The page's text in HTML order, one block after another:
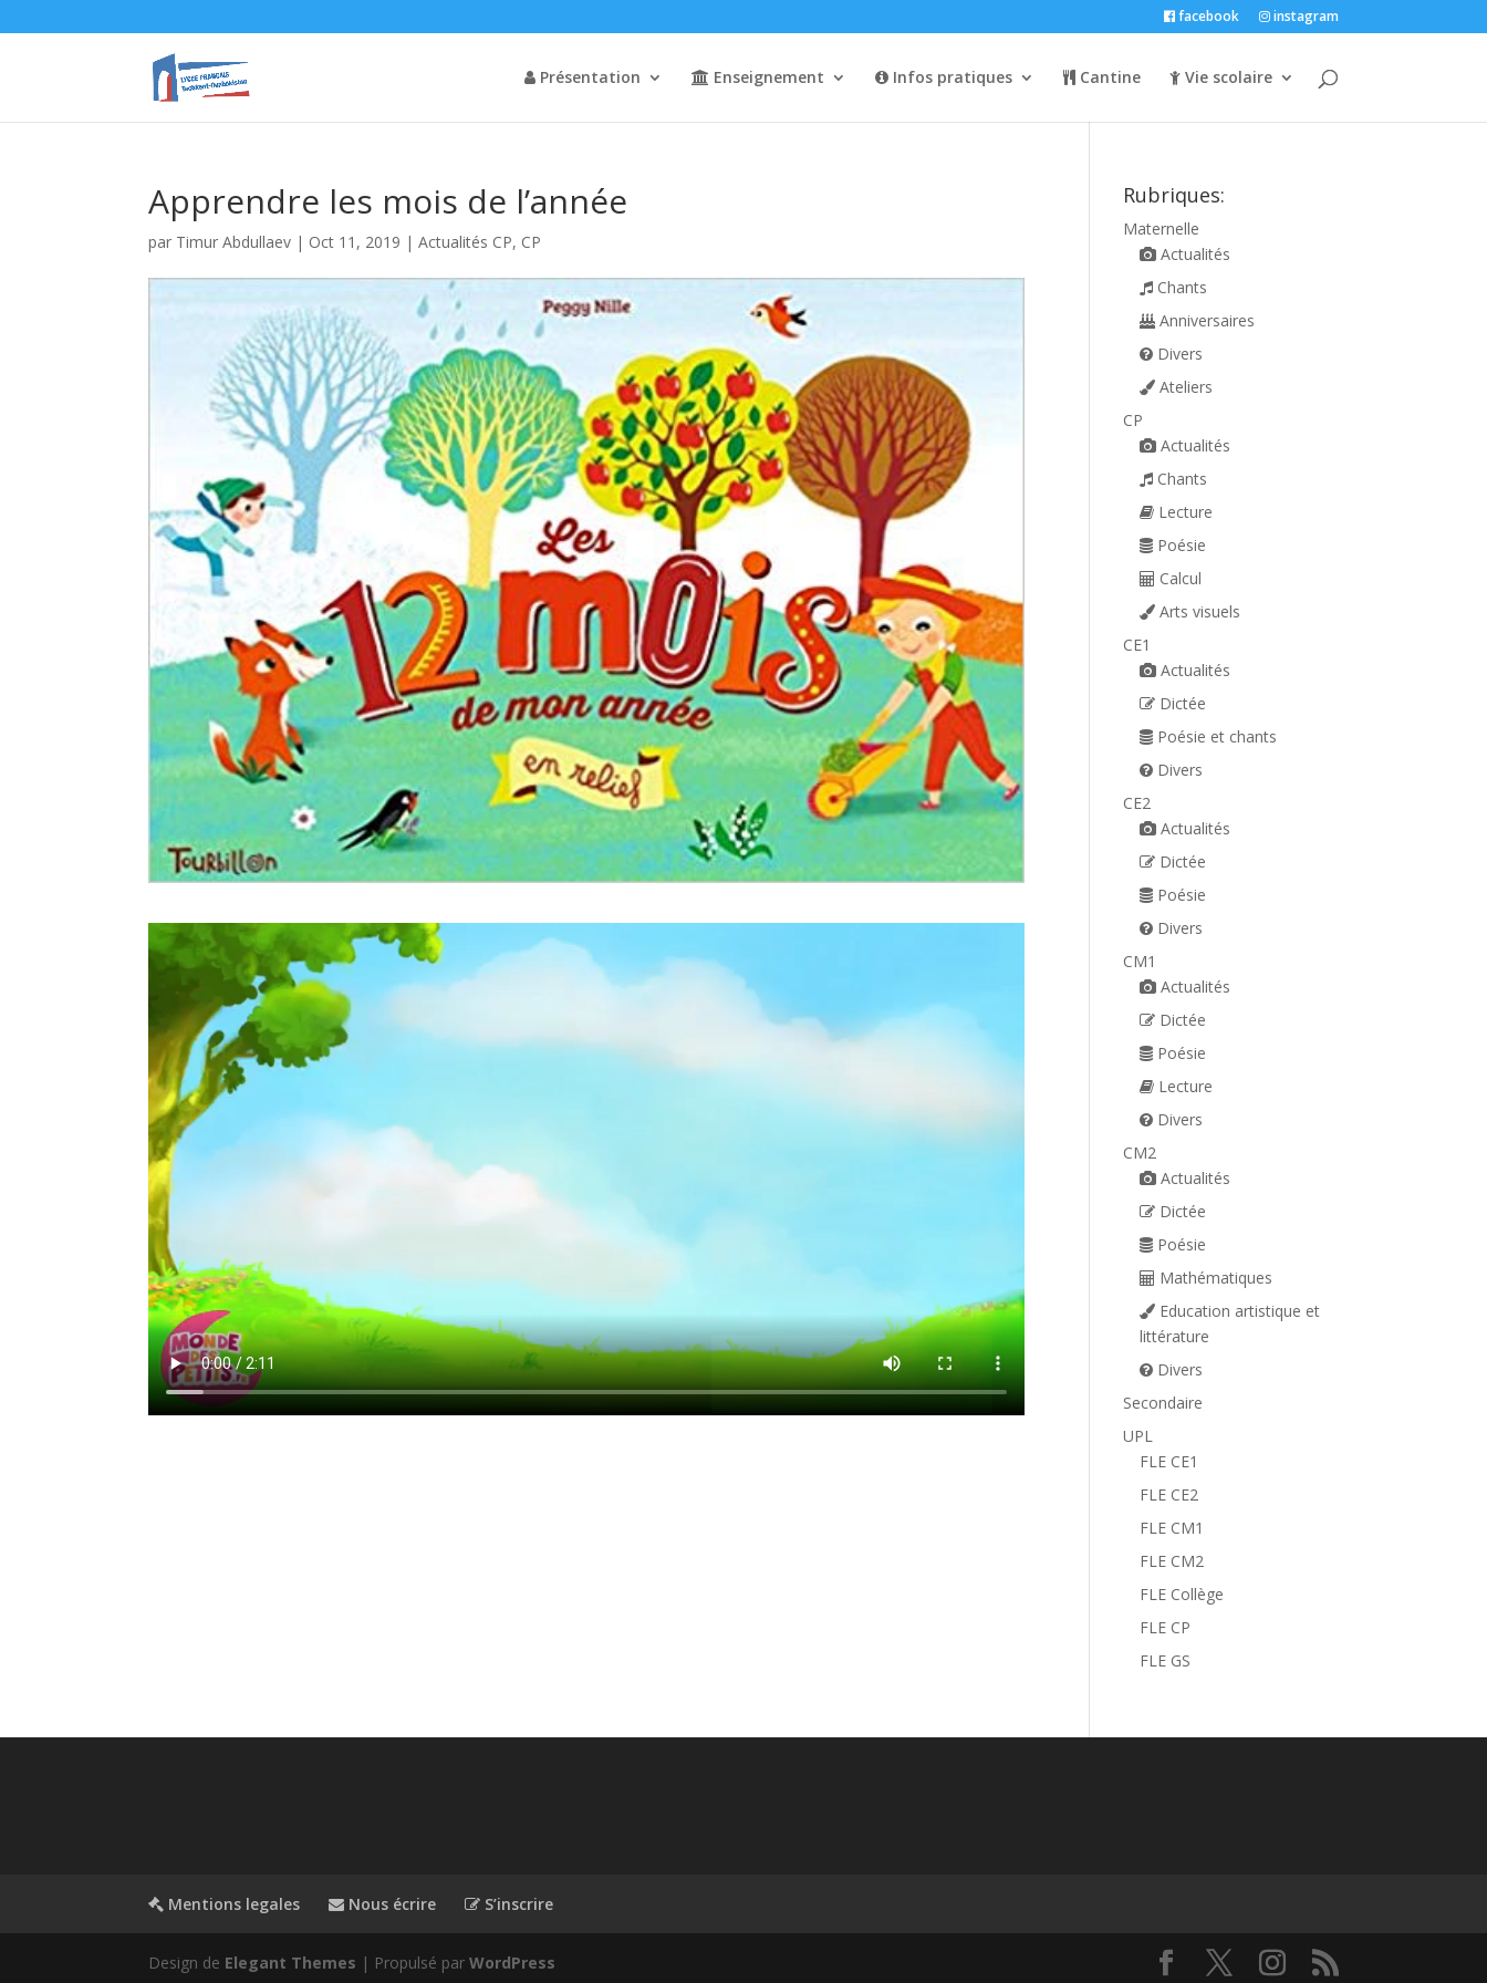
facebook instagram
Présentation Enseignement Infos pratiques Cantine Vie scolaire
Apprendre les mois de l’année
par Timur Abdullaev | Oct 11, 2019 |Actualités CP, CP
Rubriques:
Maternelle
Actualités
Chants
Anniversaires
Divers
Ateliers
CP
Actualités
Chants
Lecture
Poésie
Calcul
Arts visuels
CE1
Actualités
Dictée
Poésie et chants
Divers
CE2
Actualités
Dictée
Poésie
Divers
CM1
Actualités
Dictée
Poésie
Lecture
Divers
CM2
Actualités
Dictée
Poésie
Mathématiques
Education artistique et
littérature
Divers
Secondaire
UPL
FLE CE1
FLE CE2
FLE CM1
FLE CM2
FLE Collège
FLE CP
FLE GS
Mentions legales Nous écrire S’inscrire
Design de Elegant Themes | Propulsé parWordPress